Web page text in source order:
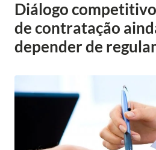
Diálogo
de contratação
depender de